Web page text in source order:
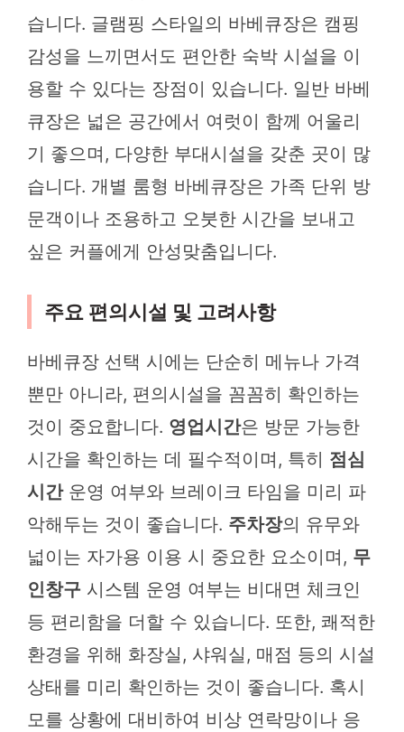
습니다. 글램핑 스타일의 바베큐장은 캠핑
감성을 느끼면서도 편안한 숙박 시설을 이
용할 수 있다는 장점이 있습니다. 일반 바베
큐장은 넓은 공간에서 여럿이 함께 어울리
기 좋으며, 다양한 부대시설을 갖춘 곳이 많
습니다. 개별 룸형 바베큐장은 가족 단위 방
문객이나 조용하고 오붓한 시간을 보내고
싶은 커플에게 안성맞춤입니다.
주요 편의시설 및 고려사항
바베큐장 선택 시에는 단순히 메뉴나 가격
뿐만 아니라, 편의시설을 꼼꼼히 확인하는
것이 중요합니다. 영업시간은 방문 가능한
시간을 확인하는 데 필수적이며, 특히 점심
시간운영 여부와 브레이크 타임을 미리 파
악해두는 것이 좋습니다. 주차장의 유무와
넓이는 자가용 이용 시 중요한 요소이며, 무
인창구 시스템 운영 여부는 비대면 체크인
등 편리함을 더할 수 있습니다. 또한, 쾌적한
환경을 위해 화장실, 샤워실, 매점 등의 시설
상태를 미리 확인하는 것이 좋습니다. 혹시
모를 상황에 대비하여 비상 연락망이나 응